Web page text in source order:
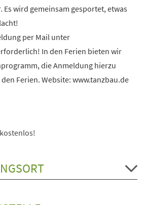
wird gemeinsam gesportet, etwas
per Mail unter
In den Ferien bieten wir
die Anmeldung hierzu
Ferien. Website: www.tanzbau.de